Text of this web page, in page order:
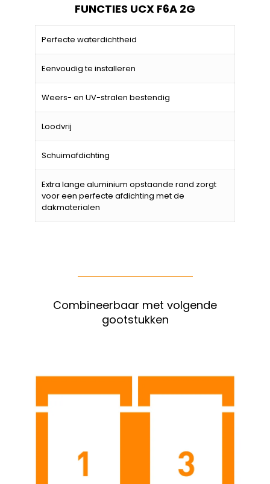
FUNCTIES UCX F6A 2G
Perfecte waterdichtheid
Eenvoudig te installeren
Weers- en UV-stralen bestendig
Loodvrij
Schuimafdichting
Extra lange aluminium opstaande rand zorgt
voor een perfecte afdichting met de
dakmaterialen
Combineerbaar met volgende
gootstukken